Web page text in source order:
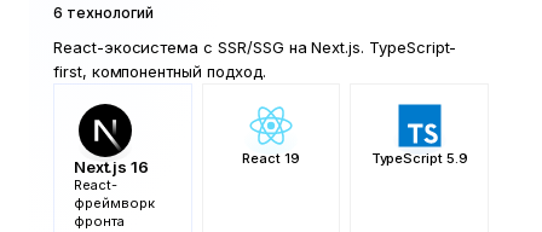
6 технологий
React-экосистема с SSR/SSG на Next.js. TypeScript-
first, компонентный подход.
Next.js 16
React-
фреймворк
фронта
React 19 TypeScript 5.9